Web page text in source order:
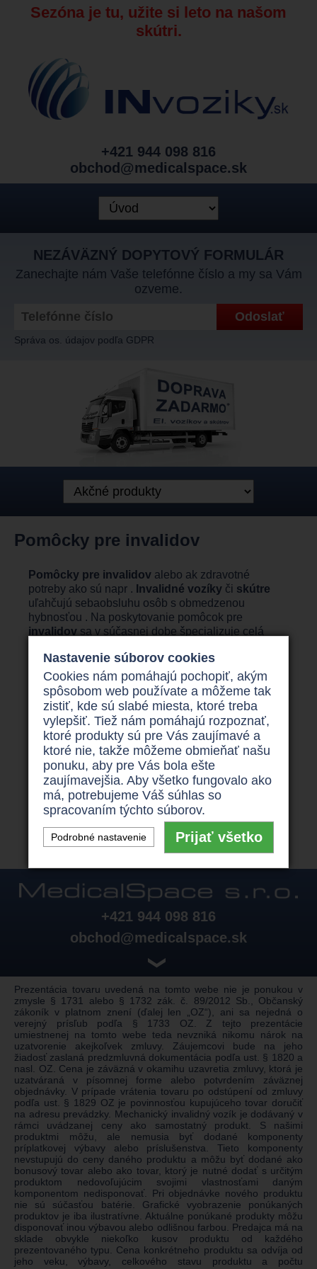
Sezóna je tu, užite si leto na našom
skútri.
+421 944 098 816
obchod@medicalspace.sk
NEZÁVÄZNÝ DOPYTOVÝ FORMULÁR
Zanechajte nám Vaše telefónne číslo a my sa Vám
ozveme.
Správa os. údajov podľa GDPR
Pomôcky pre invalidov
Pomôcky pre invalidov alebo ak zdravotné
potreby ako sú napr . Invalidné vozíky či skútre
uľahčujú sebaobsluhu osôb s obmedzenou
hybnosťou . Na poskytovanie pomôcok pre
invalidov sa v súčasnej dobe špecializuje celá
spoločnosť si vyberiete .
Máte záujem oelektrické inavlidní skútreako je
napr .Trophy Booster Vza výhodné ceny ? V tom
prípade sa obráťte na
http://invoziky.sk/produkty/trojkolesove-skutrekde
Vám je sprostredkujú z pohodlia Vášho domova
veľmi rýchlo a jednoducho. Na tomto portále si o
pomôcky pre invalidovzažiadate pomocou
nezáväzné online žiadosti , ktorú podľa postupu
pravdivo vyplníte a odošlete . Telefónne číslo je
+421 944 098 816.
+421 944 098 816
obchod@medicalspace.sk
❯
Prezentácia tovaru uvedená na tomto webe nie je ponukou v
zmysle § 1731 alebo § 1732 zák. č. 89/2012 Sb., Občanský
zákoník v platnom znení (ďalej len „OZ“), ani sa nejedná o
verejný prísľub podľa § 1733 OZ. Z tejto prezentácie
umiestnenej na tomto webe teda nevzniká nikomu nárok na
uzatvorenie akejkoľvek zmluvy. Záujemcovi bude na jeho
žiadosť zaslaná predzmluvná dokumentácia podľa ust. § 1820 a
nasl. OZ. Cena je záväzná v okamihu uzavretia zmluvy, ktorá je
uzatváraná v písomnej forme alebo potvrdením záväznej
objednávky. V prípade vrátenia tovaru po odstúpení od zmluvy
podľa ust. § 1829 OZ je povinnosťou kupujúceho tovar doručiť
na adresu prevádzky. Mechanický invalidný vozík je dodávaný v
rámci uvádzanej ceny ako samostatný produkt. S našimi
produktmi môžu, ale nemusia byť dodané komponenty
príplatkovej výbavy alebo príslušenstva. Tieto komponenty
nevstupujú do ceny daného produktu a môžu byť dodané ako
bonusový tovar alebo ako tovar, ktorý je nutné dodať s určitým
produktom nedovoľujúcim svojimi vlastnosťami daným
komponentom nedisponovať. Pri objednávke nového produktu
nie sú súčasťou batérie. Grafické vyobrazenie ponúkaných
produktov je iba ilustratívne. Aktuálne ponúkané produkty môžu
disponovať inou výbavou alebo odlišnou farbou. Predajca má na
sklade obvykle niekoľko kusov produktu od každého
prezentovaného typu. Cena konkrétneho produktu sa odvíja od
jeho veku, výbavy, celkového stavu produktu a počtu
Nastavenie súborov cookies
Cookies nám pomáhajú pochopiť, akým
spôsobom web používate a môžeme tak
zistiť, kde sú slabé miesta, ktoré treba
vylepšiť. Tiež nám pomáhajú rozpoznať,
ktoré produkty sú pre Vás zaujímavé a
ktoré nie, takže môžeme obmieňať našu
ponuku, aby pre Vás bola ešte
zaujímavejšia. Aby všetko fungovalo ako
má, potrebujeme Váš súhlas so
spracovaním týchto súborov.
Podrobné nastavenie Prijať všetko